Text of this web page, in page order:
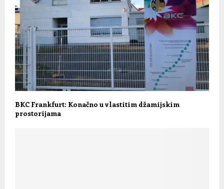
BKC Frankfurt: Konačno u vlastitim džamijskim
prostorijama